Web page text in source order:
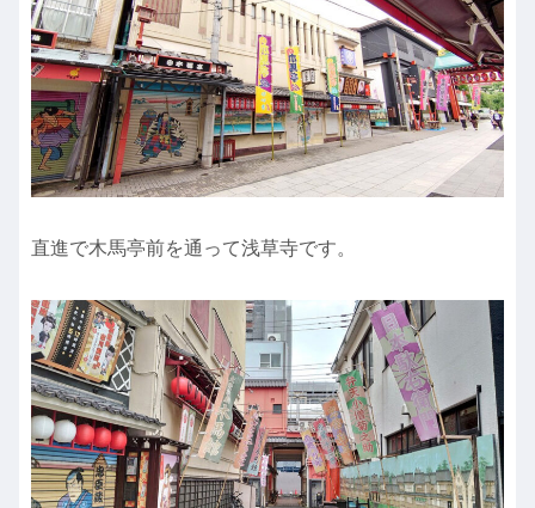
直進で木馬亭前を通って浅草寺です。